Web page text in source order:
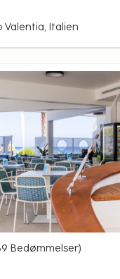
Valentia, Italien
Bedømmelser)